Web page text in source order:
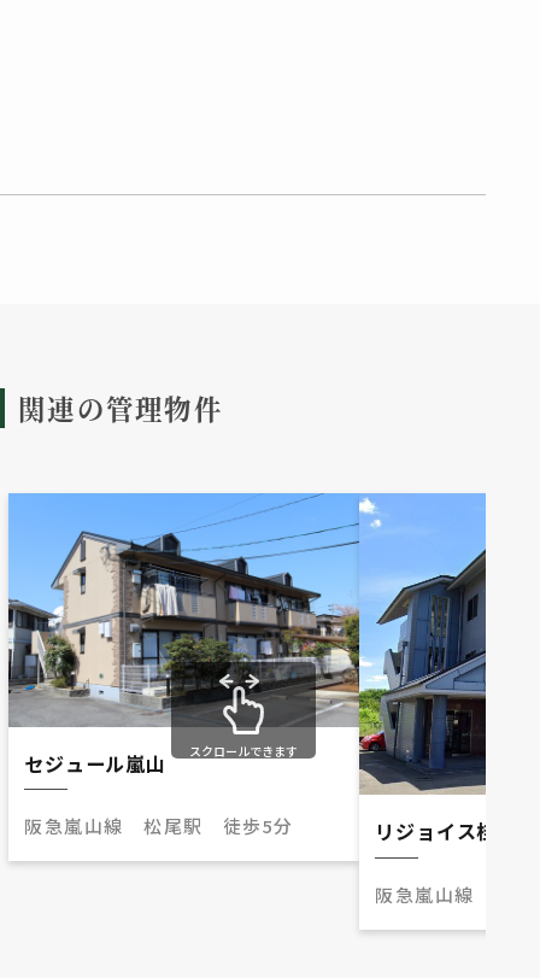
関連の管理物件
セジュール嵐山
阪急嵐山線 松尾駅 徒歩5分 リジョイス桂
阪急嵐山線 桂
スクロールできます